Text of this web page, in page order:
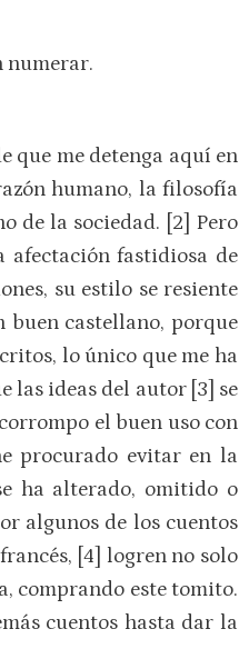
numerar.
que me detenga aquí en
humano, la filosofía
de la sociedad. [2] Pero
afectación fastidiosa de
su estilo se resiente
buen castellano, porque
lo único que me ha
las ideas del autor [3] se
el buen uso con
procurado evitar en la
ha alterado, omitido o
algunos de los cuentos
[4] logren no solo
comprando este tomito.
cuentos hasta dar la